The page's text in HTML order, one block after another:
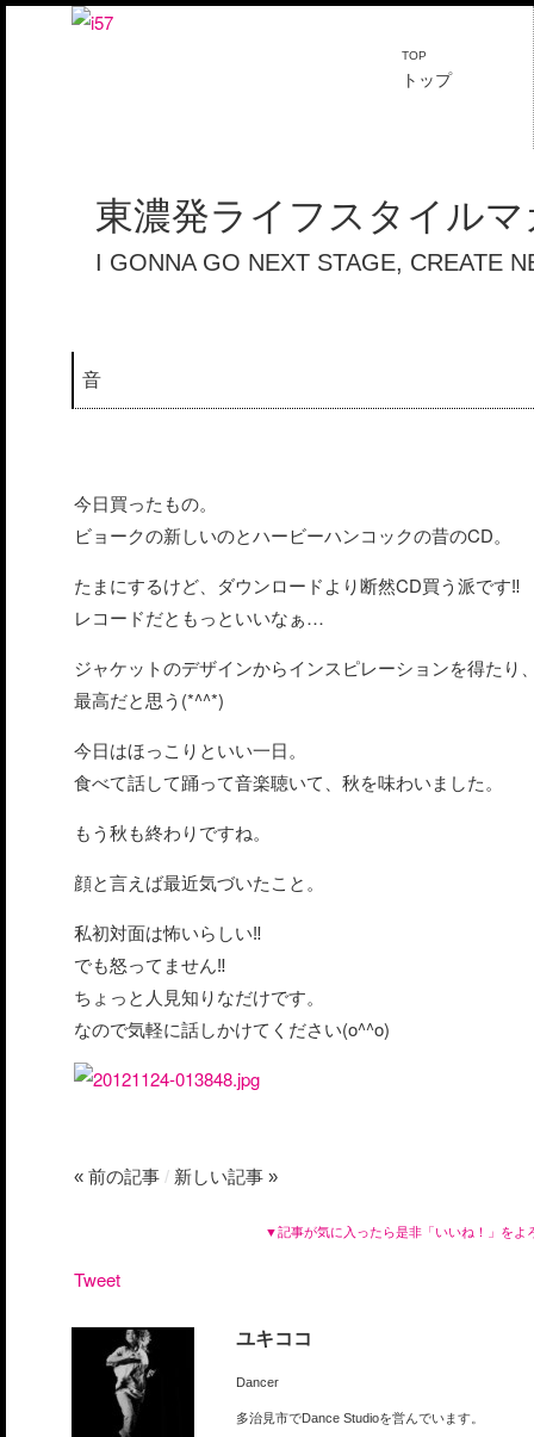
TOP
トップ
東濃発ライフスタイル
I GONNA GO NEXT STAGE, CREATE
音
今日買ったもの。
ビョークの新しいのとハービーハンコックの昔のCD。
たまにするけど、ダウンロードより断然CD買う派です‼
レコードだともっといいなぁ…
ジャケットのデザインからインスピレーションを得た
最高だと思う(*^^*)
今日はほっこりといい一日。
食べて話して踊って音楽聴いて、秋を味わいました。
もう秋も終わりですね。
顔と言えば最近気づいたこと。
私初対面は怖いらしい‼
でも怒ってません‼
ちょっと人見知りなだけです。
なので気軽に話しかけてください(o^^o)
« 前の記事 / 新しい記事 »
▼記事が気に入ったら是非「いいね！」をよ
Tweet
ユキココ
Dancer
多治見市でDance Studioを営んでいます。